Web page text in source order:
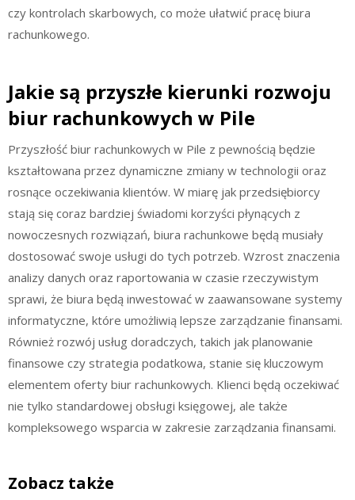
czy kontrolach skarbowych, co może ułatwić pracę biura
rachunkowego.
Jakie są przyszłe kierunki rozwoju
biur rachunkowych w Pile
Przyszłość biur rachunkowych w Pile z pewnością będzie
kształtowana przez dynamiczne zmiany w technologii oraz
rosnące oczekiwania klientów. W miarę jak przedsiębiorcy
stają się coraz bardziej świadomi korzyści płynących z
nowoczesnych rozwiązań, biura rachunkowe będą musiały
dostosować swoje usługi do tych potrzeb. Wzrost znaczenia
analizy danych oraz raportowania w czasie rzeczywistym
sprawi, że biura będą inwestować w zaawansowane systemy
informatyczne, które umożliwią lepsze zarządzanie finansami.
Również rozwój usług doradczych, takich jak planowanie
finansowe czy strategia podatkowa, stanie się kluczowym
elementem oferty biur rachunkowych. Klienci będą oczekiwać
nie tylko standardowej obsługi księgowej, ale także
kompleksowego wsparcia w zakresie zarządzania finansami.
Zobacz także